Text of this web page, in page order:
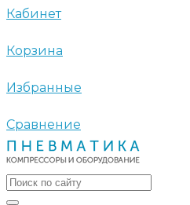
Кабинет
Корзина
Избранные
Сравнение